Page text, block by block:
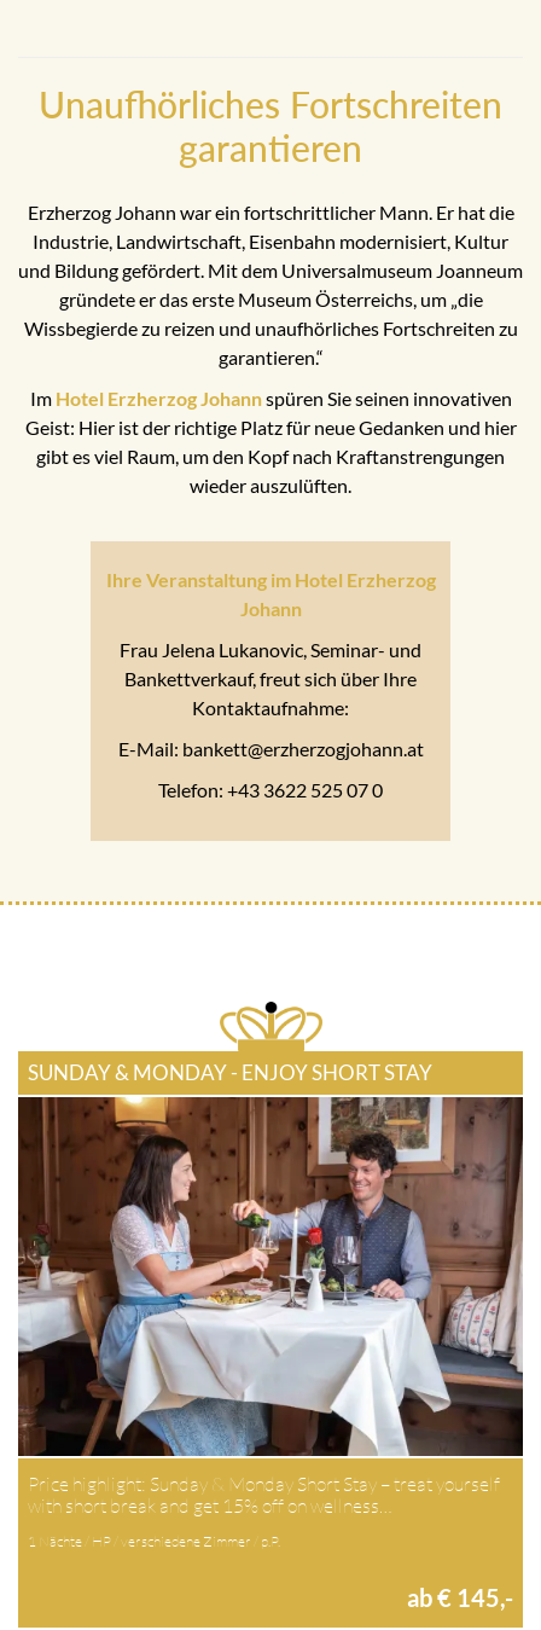
Unaufhörliches Fortschreiten
garantieren
Erzherzog Johann war ein fortschrittlicher Mann. Er hat die
Industrie, Landwirtschaft, Eisenbahn modernisiert, Kultur
und Bildung gefördert. Mit dem Universalmuseum Joanneum
gründete er das erste Museum Österreichs, um „die
Wissbegierde zu reizen und unaufhörliches Fortschreiten zu
garantieren.“
Im Hotel Erzherzog Johannspüren Sie seinen innovativen
Geist: Hier ist der richtige Platz für neue Gedanken und hier
gibt es viel Raum, um den Kopf nach Kraftanstrengungen
wieder auszulüften.
Ihre Veranstaltung im Hotel Erzherzog
Johann
Frau Jelena Lukanovic, Seminar- und
Bankettverkauf, freut sich über Ihre
Kontaktaufnahme:
E-Mail: bankett@erzherzogjohann.at
Telefon: +43 3622 525 07 0
SUNDAY & MONDAY - ENJOY SHORT STAY
Price highlight: Sunday & Monday Short Stay – treat yourself
with short break and get 15% off on wellness…
1 Nächte / HP / verschiedene Zimmer / p.P.
ab € 145,-